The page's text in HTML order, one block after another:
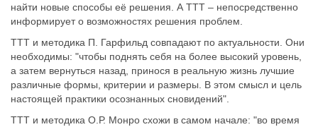
найти новые способы её решения. А ТТТ – непосредственно
информирует о возможностях решения проблем.
ТТТ и методика П. Гарфильд совпадают по актуальности. Они
необходимы: "чтобы поднять себя на более высокий уровень,
а затем вернуться назад, принося в реальную жизнь лучшие
различные формы, критерии и размеры. В этом смысл и цель
настоящей практики осознанных сновидений".
ТТТ и методика О.Р. Монро схожи в самом начале: "во время